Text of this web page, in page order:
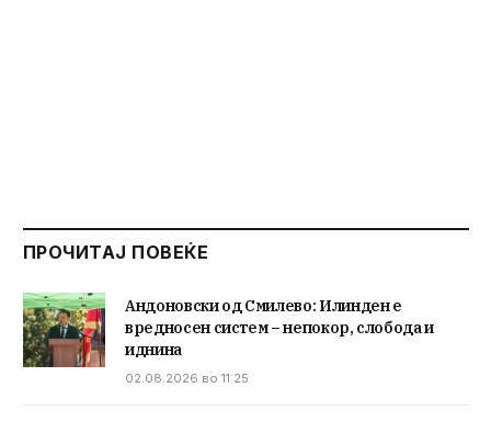
ПРОЧИТАЈ ПОВЕЌЕ
Андоновски од Смилево: Илинден е
вредносен систем – непокор, слобода и
иднина
02.08.2026 во 11:25